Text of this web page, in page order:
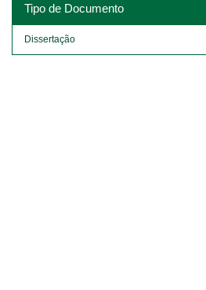
Tipo de Documento
Dissertação